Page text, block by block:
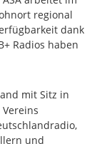
regional
dank
Radios haben
mit Sitz in
und